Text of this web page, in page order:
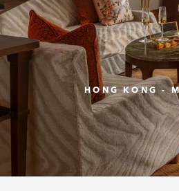
HONG KONG -